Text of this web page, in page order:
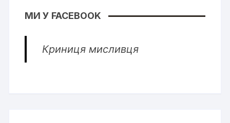
МИ У FACEBOOK
Криниця мисливця